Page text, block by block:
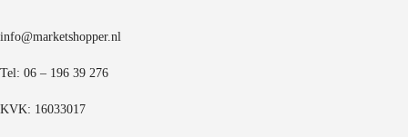
info@marketshopper.nl
Tel: 06 – 196 39 276
KVK: 16033017